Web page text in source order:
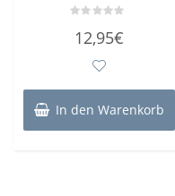
mit
12,95€
In den Warenkorb